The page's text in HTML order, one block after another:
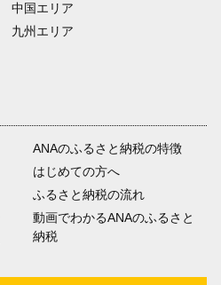
中国エリア
九州エリア
ANAのふるさと納税の特徴
はじめての方へ
ふるさと納税の流れ
動画でわかるANAのふるさと
納税